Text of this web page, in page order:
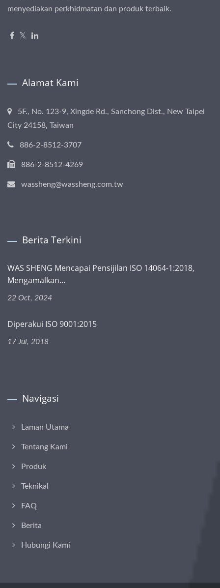
menyediakan perkhidmatan dan produk terbaik.
Alamat Kami
5F., No. 123-9, Xingde Rd., Sanchong Dist., New Taipei
City 24158, Taiwan
886-2-8512-3707
886-2-8512-4269
wassheng@wassheng.com.tw
Berita Terkini
WAS SHENG Mencapai Pensijilan ISO 14064-1:2018,
Mengamalkan...
22 Oct, 2024
Diperakui ISO 9001:2015
17 Jul, 2018
Navigasi
Laman Utama
Tentang Kami
Produk
Teknikal
FAQ
Berita
Hubungi Kami